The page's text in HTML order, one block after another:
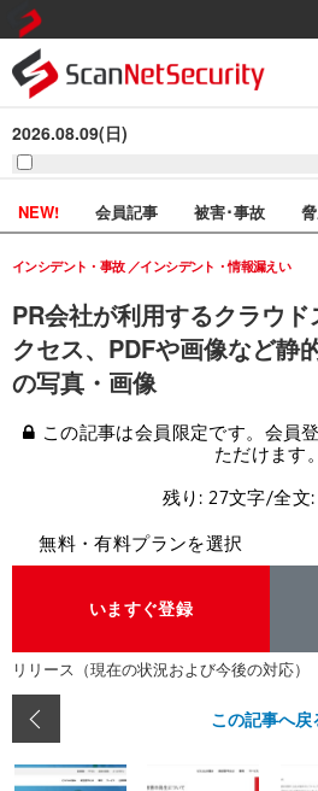
2026.08.09(日)
NEW! 会員記事 被害･事故
PR会社が利用するクラウ
クセス、PDFや画像など静
の写真・画像
インシデント・事故 インシデント・情報漏えい
この記事は会員限定です。会員
ただけます。
残り: 27文字/全文
無料・有料プランを選択
いますぐ登録
リリース（現在の状況および今後の対応）
この記事へ戻